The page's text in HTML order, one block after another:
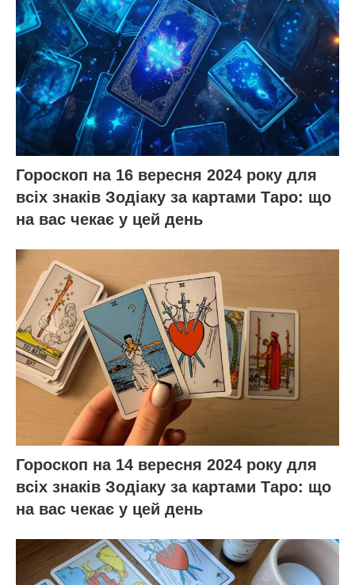
Гороскоп на 16 вересня 2024 року для
всіх знаків Зодіаку за картами Таро: що
на вас чекає у цей день
Гороскоп на 14 вересня 2024 року для
всіх знаків Зодіаку за картами Таро: що
на вас чекає у цей день